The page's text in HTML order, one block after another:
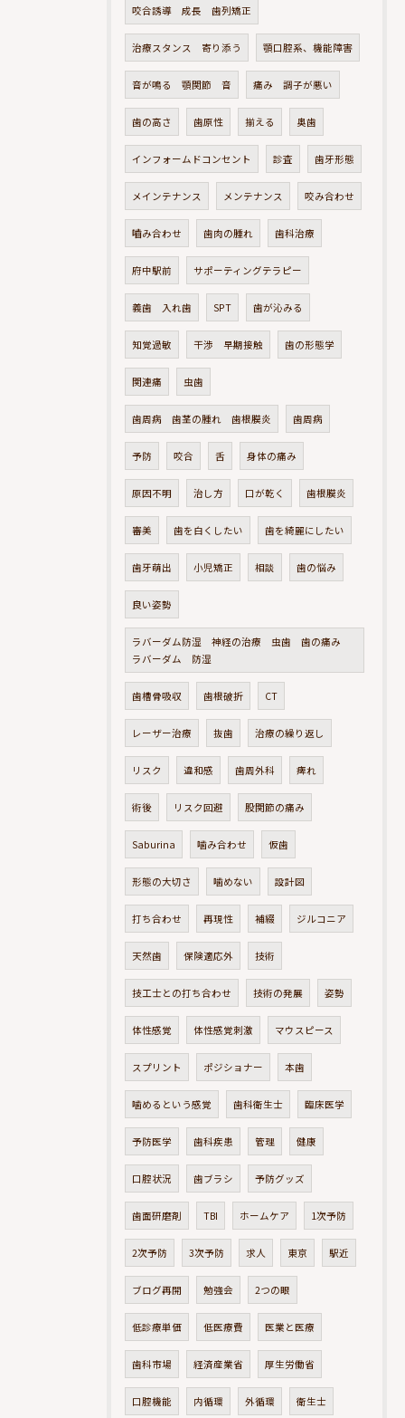
咬合誘導 成長 歯列矯正
治療スタンス 寄り添う 顎口腔系、機能障害
音が鳴る 顎関節 音 痛み 調子が悪い
歯の高さ 歯原性 揃える 奥歯
インフォームドコンセント 診査 歯牙形態
メインテナンス メンテナンス 咬み合わせ
嚙み合わせ 歯肉の腫れ 歯科治療
府中駅前 サポーティングテラピー
義歯 入れ歯 SPT 歯が沁みる
知覚過敏 干渉 早期接触 歯の形態学
関連痛 虫歯
歯周病 歯茎の腫れ 歯根膜炎 歯周病
予防 咬合 舌 身体の痛み
原因不明 治し方 口が乾く 歯根膜炎
審美 歯を白くしたい 歯を綺麗にしたい
歯牙萌出 小児矯正 相談 歯の悩み
良い姿勢
ラバーダム防湿 神経の治療 虫歯 歯の痛み
ラバーダム 防湿
歯槽骨吸収 歯根破折 CT
レーザー治療 抜歯 治療の繰り返し
リスク 違和感 歯周外科 痺れ
術後 リスク回避 股関節の痛み
Saburina 噛み合わせ 仮歯
形態の大切さ 噛めない 設計図
打ち合わせ 再現性 補綴 ジルコニア
天然歯 保険適応外 技術
技工士との打ち合わせ 技術の発展 姿勢
体性感覚 体性感覚刺激 マウスピース
スプリント ポジショナー 本歯
噛めるという感覚 歯科衛生士 臨床医学
予防医学 歯科疾患 管理 健康
口腔状況 歯ブラシ 予防グッズ
歯面研磨剤 TBI ホームケア 1次予防
2次予防 3次予防 求人 東京 駅近
ブログ再開 勉強会 2つの眼
低診療単価 低医療費 医業と医療
歯科市場 経済産業省 厚生労働省
口腔機能 内循環 外循環 衛生士